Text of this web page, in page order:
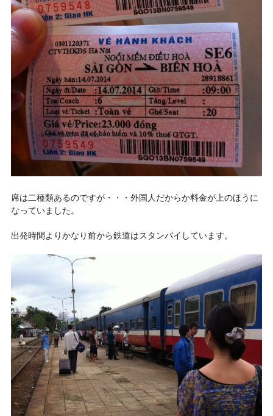
席は二種類あるのですが・・・外国人だからか料金が上のほうに
なっていました。
出発時間よりかなり前から鉄道はスタンバイしています。